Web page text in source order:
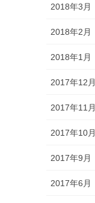
2018年3月
2018年2月
2018年1月
2017年12月
2017年11月
2017年10月
2017年9月
2017年6月